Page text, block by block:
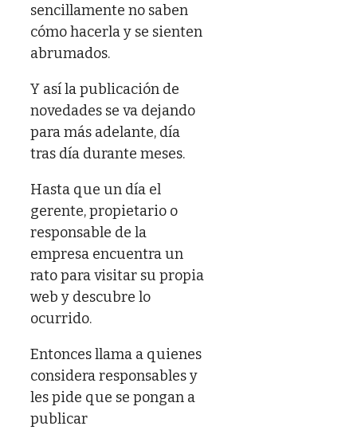
sencillamente no saben
cómo hacerla y se sienten
abrumados.
Y así la publicación de
novedades se va dejando
para más adelante, día
tras día durante meses.
Hasta que un día el
gerente, propietario o
responsable de la
empresa encuentra un
rato para visitar su propia
web y descubre lo
ocurrido.
Entonces llama a quienes
considera responsables y
les pide que se pongan a
publicar